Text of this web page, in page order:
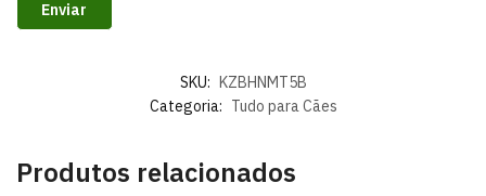
SKU: KZBHNMT5B
Categoria: Tudo para Cães
Produtos relacionados